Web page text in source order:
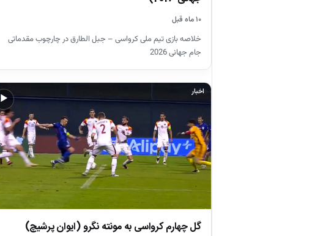
۱۰ ماه قبل
خلاصه بازی تیم ملی کرواسی – جبل الطارق در چارچوب مقدماتی
جام جهانی 2026
▶
اخبار
گل چهارم کرواسی به مونته نگرو (ایوان پرشیچ)